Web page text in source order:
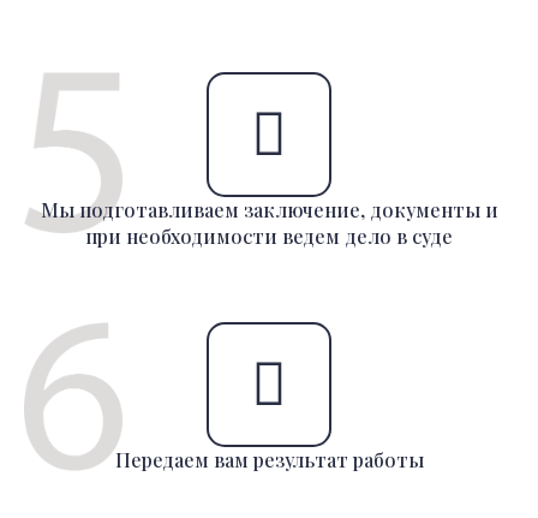
Мы подготавливаем заключение, документы и
при необходимости ведем дело в суде
Передаем вам результат работы